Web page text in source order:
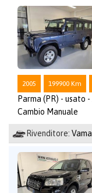
2005 199900 Km
Parma (PR) - usato
Cambio Manuale
Rivenditore: